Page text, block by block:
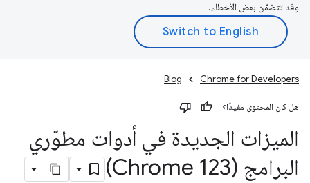
وقد تتضمّن بعض الأخطاء.
Chrome for Developers
Blog
هل كان المحتوى مفيدًا؟
الميزات الجديدة في أدوات مطوّري
البرامج (Chrome 123)